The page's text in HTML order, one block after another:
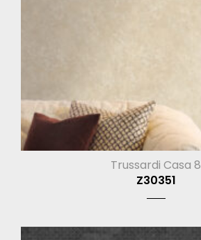
Trussardi Casa 8
Z30351